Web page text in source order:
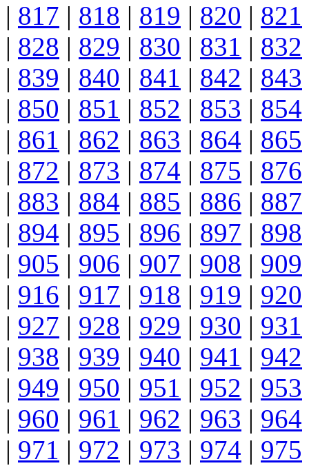
| 817 | 818 | 819 | 820 | 821
| 828 | 829 | 830 | 831 | 832
| 839 | 840 | 841 | 842 | 843
| 850 | 851 | 852 | 853 | 854
| 861 | 862 | 863 | 864 | 865
| 872 | 873 | 874 | 875 | 876
| 883 | 884 | 885 | 886 | 887
| 894 | 895 | 896 | 897 | 898
| 905 | 906 | 907 | 908 | 909
| 916 | 917 | 918 | 919 | 920
| 927 | 928 | 929 | 930 | 931
| 938 | 939 | 940 | 941 | 942
| 949 | 950 | 951 | 952 | 953
| 960 | 961 | 962 | 963 | 964
| 971 | 972 | 973 | 974 | 975